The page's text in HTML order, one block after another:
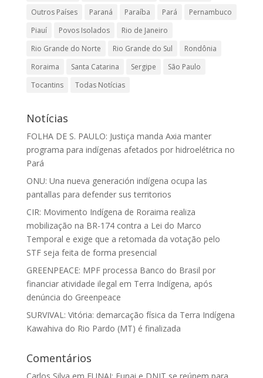
Outros Países
Paraná Paraíba Pará
Pernambuco
Piauí
Povos Isolados
Rio de Janeiro
Rio Grande do Norte
Rio Grande do Sul
Rondônia
Roraima
Santa Catarina Sergipe
São Paulo
Tocantins
Todas Notícias
Notícias
FOLHA DE S. PAULO: Justiça manda Axia manter
programa para indígenas afetados por hidroelétrica no
Pará
ONU: Una nueva generación indígena ocupa las
pantallas para defender sus territorios
CIR: Movimento Indígena de Roraima realiza
mobilização na BR-174 contra a Lei do Marco
Temporal e exige que a retomada da votação pelo
STF seja feita de forma presencial
GREENPEACE: MPF processa Banco do Brasil por
financiar atividade ilegal em Terra Indígena, após
denúncia do Greenpeace
SURVIVAL: Vitória: demarcação física da Terra Indígena
Kawahiva do Rio Pardo (MT) é finalizada
Comentários